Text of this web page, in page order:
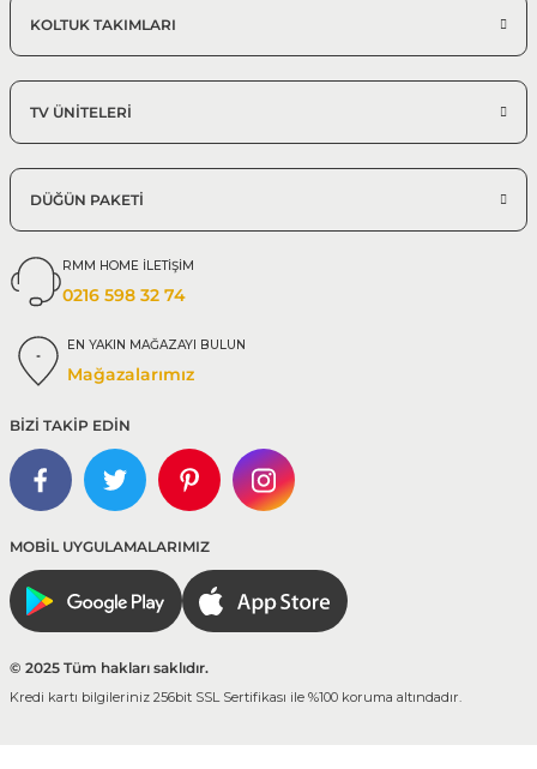
KOLTUK TAKIMLARI
TV ÜNİTELERİ
DÜĞÜN PAKETİ
RMM HOME İLETİŞİM
0216 598 32 74
EN YAKIN MAĞAZAYI BULUN
Mağazalarımız
BİZİ TAKİP EDİN
MOBİL UYGULAMALARIMIZ
© 2025 Tüm hakları saklıdır.
Kredi kartı bilgileriniz 256bit SSL Sertifikası ile %100 koruma altındadır.